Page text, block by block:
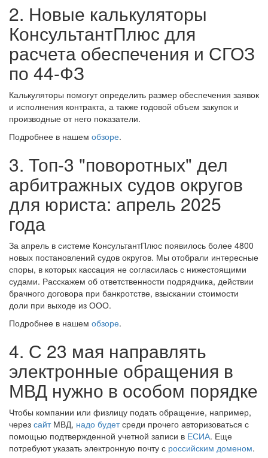
2. Новые калькуляторы
КонсультантПлюс для
расчета обеспечения и СГОЗ
по 44-ФЗ
Калькуляторы помогут определить размер обеспечения заявок
и исполнения контракта, а также годовой объем закупок и
производные от него показатели.
Подробнее в нашем обзоре.
3. Топ-3 "поворотных" дел
арбитражных судов округов
для юриста: апрель 2025
года
За апрель в системе КонсультантПлюс появилось более 4800
новых постановлений судов округов. Мы отобрали интересные
споры, в которых кассация не согласилась с нижестоящими
судами. Расскажем об ответственности подрядчика, действии
брачного договора при банкротстве, взыскании стоимости
доли при выходе из ООО.
Подробнее в нашем обзоре.
4. С 23 мая направлять
электронные обращения в
МВД нужно в особом порядке
Чтобы компании или физлицу подать обращение, например,
через сайтМВД, надо будетсреди прочего авторизоваться с
помощью подтвержденной учетной записи в ЕСИА. Еще
потребуют указать электронную почту с российским доменом.